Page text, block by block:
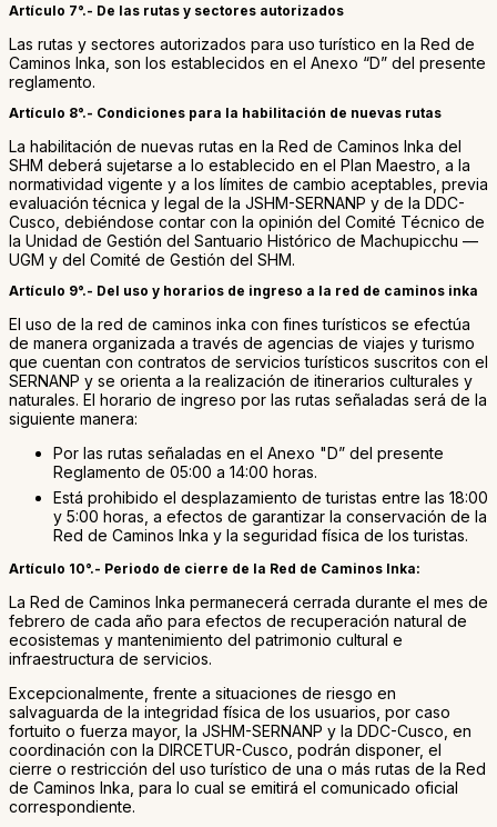
Artículo 7°.- De las rutas y sectores autorizados
Las rutas y sectores autorizados para uso turístico en la Red de
Caminos Inka, son los establecidos en el Anexo “D” del presente
reglamento.
Artículo 8°.- Condiciones para la habilitación de nuevas rutas
La habilitación de nuevas rutas en la Red de Caminos Inka del
SHM deberá sujetarse a lo establecido en el Plan Maestro, a la
normatividad vigente y a los límites de cambio aceptables, previa
evaluación técnica y legal de la JSHM-SERNANP y de la DDC-
Cusco, debiéndose contar con la opinión del Comité Técnico de
la Unidad de Gestión del Santuario Histórico de Machupicchu —
UGM y del Comité de Gestión del SHM.
Artículo 9°.- Del uso y horarios de ingreso a la red de caminos inka
El uso de la red de caminos inka con fines turísticos se efectúa
de manera organizada a través de agencias de viajes y turismo
que cuentan con contratos de servicios turísticos suscritos con el
SERNANP y se orienta a la realización de itinerarios culturales y
naturales. El horario de ingreso por las rutas señaladas será de la
siguiente manera:
Por las rutas señaladas en el Anexo "D” del presente
Reglamento de 05:00 a 14:00 horas.
Está prohibido el desplazamiento de turistas entre las 18:00
y 5:00 horas, a efectos de garantizar la conservación de la
Red de Caminos Inka y la seguridad física de los turistas.
Artículo 10°.- Periodo de cierre de la Red de Caminos Inka:
La Red de Caminos Inka permanecerá cerrada durante el mes de
febrero de cada año para efectos de recuperación natural de
ecosistemas y mantenimiento del patrimonio cultural e
infraestructura de servicios.
Excepcionalmente, frente a situaciones de riesgo en
salvaguarda de la integridad física de los usuarios, por caso
fortuito o fuerza mayor, la JSHM-SERNANP y la DDC-Cusco, en
coordinación con la DIRCETUR-Cusco, podrán disponer, el
cierre o restricción del uso turístico de una o más rutas de la Red
de Caminos Inka, para lo cual se emitirá el comunicado oficial
correspondiente.